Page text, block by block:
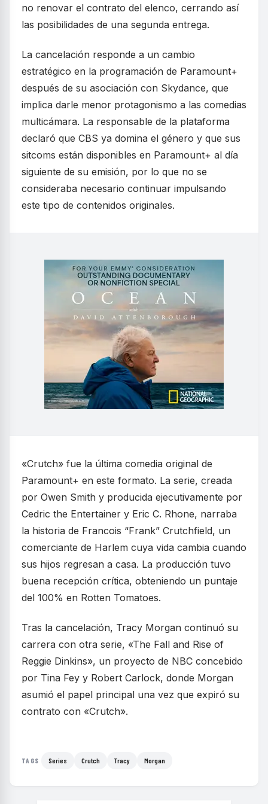
no renovar el contrato del elenco, cerrando así
las posibilidades de una segunda entrega.
La cancelación responde a un cambio
estratégico en la programación de Paramount+
después de su asociación con Skydance, que
implica darle menor protagonismo a las comedias
multicámara. La responsable de la plataforma
declaró que CBS ya domina el género y que sus
sitcoms están disponibles en Paramount+ al día
siguiente de su emisión, por lo que no se
consideraba necesario continuar impulsando
este tipo de contenidos originales.
«Crutch» fue la última comedia original de
Paramount+ en este formato. La serie, creada
por Owen Smith y producida ejecutivamente por
Cedric the Entertainer y Eric C. Rhone, narraba
la historia de Francois “Frank” Crutchfield, un
comerciante de Harlem cuya vida cambia cuando
sus hijos regresan a casa. La producción tuvo
buena recepción crítica, obteniendo un puntaje
del 100% en Rotten Tomatoes.
Tras la cancelación, Tracy Morgan continuó su
carrera con otra serie, «The Fall and Rise of
Reggie Dinkins», un proyecto de NBC concebido
por Tina Fey y Robert Carlock, donde Morgan
asumió el papel principal una vez que expiró su
contrato con «Crutch».
TAGS Series Crutch Tracy Morgan